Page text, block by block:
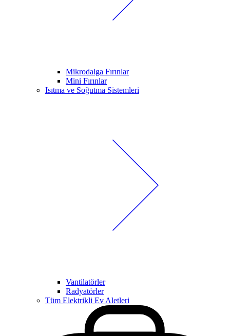
Mikrodalga Fırınlar
Mini Fırınlar
Isıtma ve Soğutma Sistemleri
Vantilatörler
Radyatörler
Tüm Elektrikli Ev Aletleri